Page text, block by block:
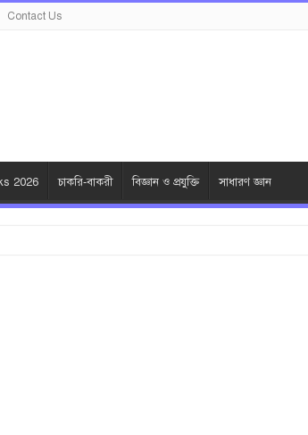
Contact Us
2026 চাকরি-বাকরী বিজ্ঞান ও প্রযুক্তি সাধারণ জ্ঞান